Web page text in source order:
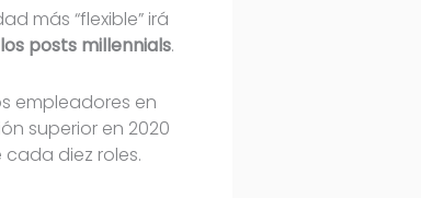
más “flexible” irá
posts millennials.
empleadores en
superior en 2020
diez roles.